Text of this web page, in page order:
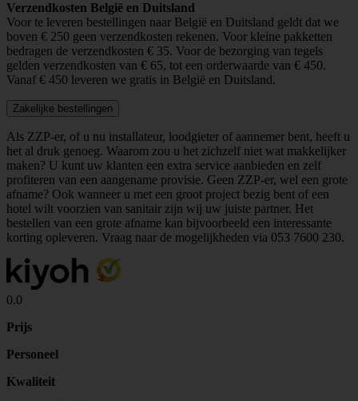
Verzendkosten België en Duitsland
Voor te leveren bestellingen naar België en Duitsland geldt dat we
boven € 250 geen verzendkosten rekenen. Voor kleine pakketten
bedragen de verzendkosten € 35. Voor de bezorging van tegels
gelden verzendkosten van € 65, tot een orderwaarde van € 450.
Vanaf € 450 leveren we gratis in België en Duitsland.
Zakelijke bestellingen
Als ZZP-er, of u nu installateur, loodgieter of aannemer bent, heeft u
het al druk genoeg. Waarom zou u het zichzelf niet wat makkelijker
maken? U kunt uw klanten een extra service aanbieden en zelf
profiteren van een aangename provisie. Geen ZZP-er, wel een grote
afname? Ook wanneer u met een groot project bezig bent of een
hotel wilt voorzien van sanitair zijn wij uw juiste partner. Het
bestellen van een grote afname kan bijvoorbeeld een interessante
korting opleveren. Vraag naar de mogelijkheden via 053 7600 230.
0.0
Prijs
Personeel
Kwaliteit